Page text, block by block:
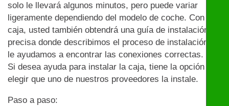
solo le llevará algunos minutos, pero puede variar
ligeramente dependiendo del modelo de coche. Con la
caja, usted también obtendrá una guía de instalación
precisa donde describimos el proceso de instalación y
le ayudamos a encontrar las conexiones correctas.
Si desea ayuda para instalar la caja, tiene la opción de
elegir que uno de nuestros proveedores la instale.
Paso a paso: